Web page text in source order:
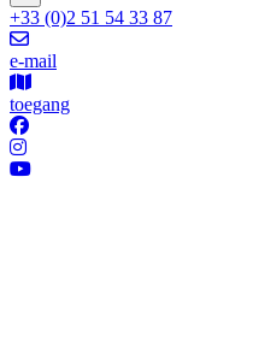
+33 (0)2 51 54 33 87
e-mail
toegang